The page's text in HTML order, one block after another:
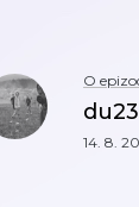
O
14. 8.